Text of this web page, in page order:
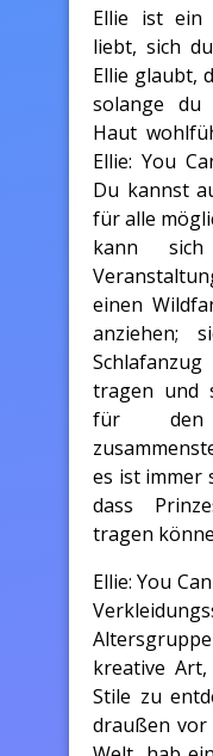
Ellie ist ein
liebt, sich
Ellie glaubt,
solange du
Haut
Ellie: You
Du kannst
für alle
kann
einen
anziehen;
tragen und
für den
es ist immer
dass
tragen
Ellie: You
kreative Art,
Stile zu
draußen vor